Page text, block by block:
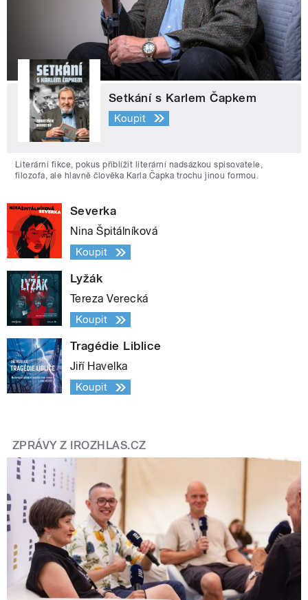
Setkání s Karlem Čapkem
Koupit
Literární fikce, pokus přiblížit literární nadsázkou spisovatele,
filozofa, ale hlavně člověka Karla Čapka trochu jinou formou.
Severka
Nina Špitálníková
Koupit
Lyžák
Tereza Verecká
Koupit
Tragédie Liblice
Jiří Havelka
Koupit
ZPRÁVY Z IROZHLAS.CZ